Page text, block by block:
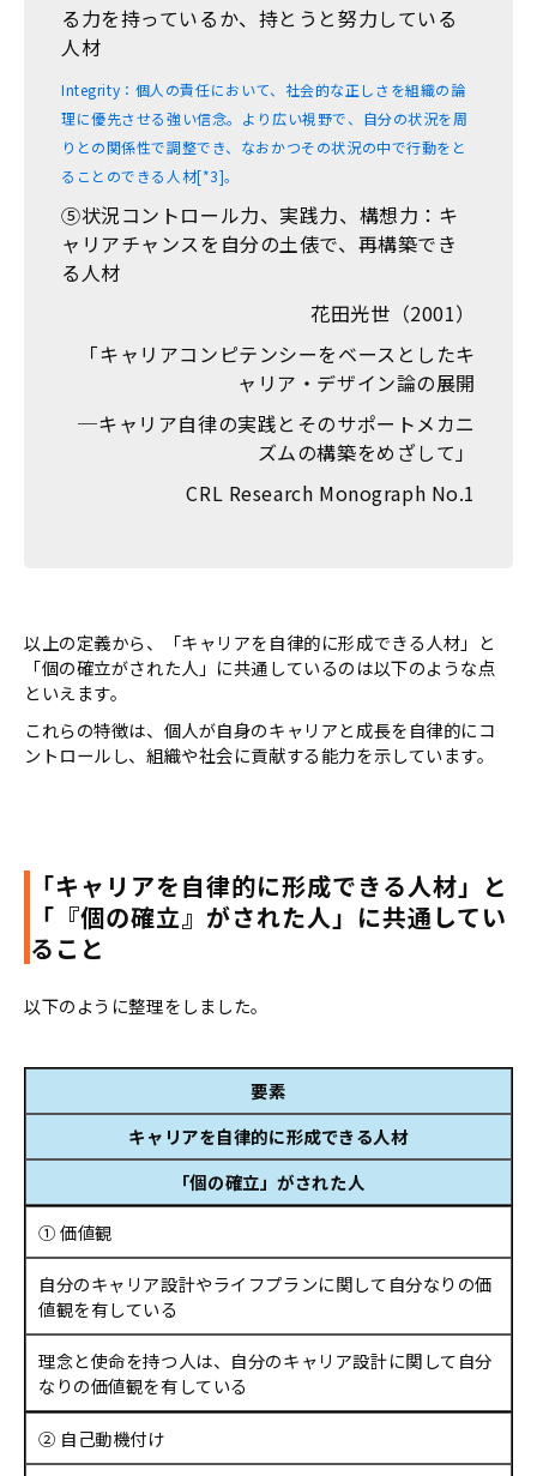
る力を持っているか、持とうと努力している
人材
Integrity：個人の責任において、社会的な正しさを組織の論
理に優先させる強い信念。より広い視野で、自分の状況を周
りとの関係性で調整でき、なおかつその状況の中で行動をと
ることのできる人材[*3]。
⑤状況コントロール力、実践力、構想力：キ
ャリアチャンスを自分の土俵で、再構築でき
る人材
花田光世（2001）
「キャリアコンピテンシーをベースとしたキ
ャリア・デザイン論の展開
─キャリア自律の実践とそのサポートメカニ
ズムの構築をめざして」
CRL Research Monograph No.1
以上の定義から、「キャリアを自律的に形成できる人材」と
「個の確立がされた人」に共通しているのは以下のような点
といえます。
これらの特徴は、個人が自身のキャリアと成長を自律的にコ
ントロールし、組織や社会に貢献する能力を示しています。
「キャリアを自律的に形成できる人材」と
「『個の確立』がされた人」に共通してい
ること
以下のように整理をしました。
要素
キャリアを自律的に形成できる人材
「個の確立」がされた人
① 価値観
自分のキャリア設計やライフプランに関して自分なりの価
値観を有している
理念と使命を持つ人は、自分のキャリア設計に関して自分
なりの価値観を有している
② 自己動機付け